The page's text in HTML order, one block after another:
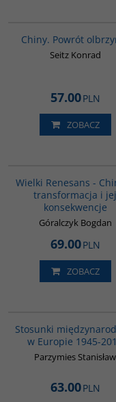
Chiny. Powrót
Seitz Konrad
57.00PLN
ZOBACZ
Wielki Renesans -
transformacja i jej
konsekwencje
Góralczyk Bogdan
69.00PLN
ZOBACZ
Stosunki
w Europie 1945-
Parzymies Stanisław
63.00PLN